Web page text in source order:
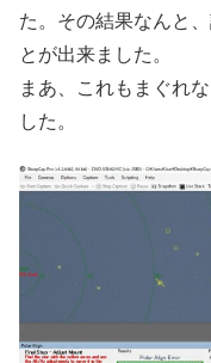
た。その結果なんと
とが出来ました。
まあ、これもまぐれ
した。